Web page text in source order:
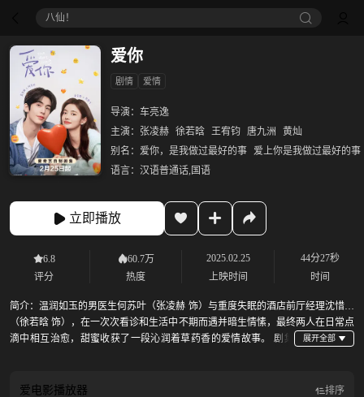
八仙！
爱你
剧情 爱情
导演： 车亮逸
主演： 张凌赫 徐若晗 王宥钧 唐九洲
黄灿
别名： 爱你，是我做过最好的事
爱上你是我做过最好的事
语言： 汉语普通话,国语
立即播放
6.8
评分
60.7万
热度
2025.02.25
上映时间
44分27秒
时间
简介：温润如玉的男医生何苏叶（张凌赫 饰）与重度失眠的酒店前厅经理沈惜凡
（徐若晗 饰），在一次次看诊和生活中不期而遇并暗生情愫，最终两人在日常点
滴中相互治愈，甜蜜收获了一段沁润着草药香的爱情故事。 剧集
爱电影播放器 排序